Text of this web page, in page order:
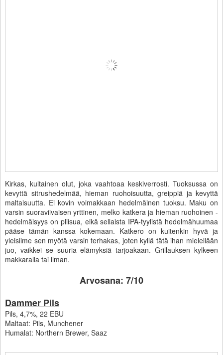
Kirkas, kultainen olut, joka vaahtoaa keskiverrosti. Tuoksussa on
kevyttä sitrushedelmää, hieman ruohoisuutta, greippiä ja kevyttä
maltaisuutta. Ei kovin voimakkaan hedelmäinen tuoksu. Maku on
varsin suoraviivaisen yrttinen, melko katkera ja hieman ruohoinen -
hedelmäisyys on pliisua, eikä sellaista IPA-tyylistä hedelmähuumaa
pääse tämän kanssa kokemaan. Katkero on kuitenkin hyvä ja
yleisilme sen myötä varsin terhakas, joten kyllä tätä ihan mielellään
juo, vaikkei se suuria elämyksiä tarjoakaan. Grillauksen kylkeen
makkaralla tai ilman.
Arvosana: 7/10
Dammer Pils
Pils, 4,7%, 22 EBU
Maltaat: Pils, Munchener
Humalat: Northern Brewer, Saaz